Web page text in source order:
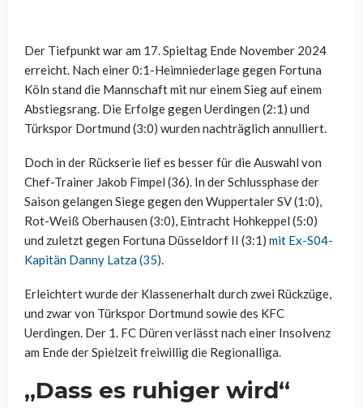
Der Tiefpunkt war am 17. Spieltag Ende November 2024
erreicht. Nach einer 0:1-Heimniederlage gegen Fortuna
Köln stand die Mannschaft mit nur einem Sieg auf einem
Abstiegsrang. Die Erfolge gegen Uerdingen (2:1) und
Türkspor Dortmund (3:0) wurden nachträglich annulliert.
Doch in der Rückserie lief es besser für die Auswahl von
Chef-Trainer Jakob Fimpel (36). In der Schlussphase der
Saison gelangen Siege gegen den Wuppertaler SV (1:0),
Rot-Weiß Oberhausen (3:0), Eintracht Hohkeppel (5:0)
und zuletzt gegen Fortuna Düsseldorf II (3:1) mit Ex-S04-
Kapitän Danny Latza (35).
Erleichtert wurde der Klassenerhalt durch zwei Rückzüge,
und zwar von Türkspor Dortmund sowie des KFC
Uerdingen. Der 1. FC Düren verlässt nach einer Insolvenz
am Ende der Spielzeit freiwillig die Regionalliga.
„Dass es ruhiger wird“